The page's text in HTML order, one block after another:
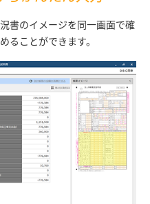
書のイメージを同一画面で確
ることができます。